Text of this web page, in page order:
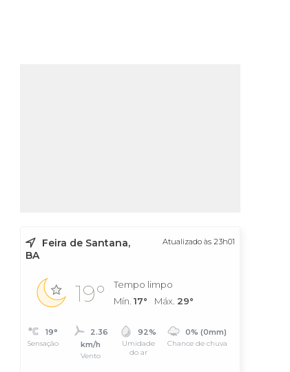
Feira de Santana,
BA
Atualizado às 23h01
19°
Tempo limpo
Mín. 17° Máx. 29°
19°
Sensação
2.36
km/h
Vento
92%
Umidade
do ar
0% (0mm)
Chance de chuva